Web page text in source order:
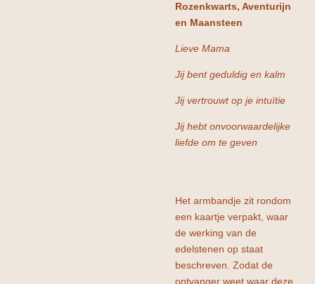
Rozenkwarts, Aventurijn
en Maansteen
Lieve Mama
Jij bent geduldig en kalm
Jij vertrouwt op je intuïtie
Jij hebt onvoorwaardelijke
liefde om te geven
Het armbandje zit rondom
een kaartje verpakt, waar
de werking van de
edelstenen op staat
beschreven. Zodat de
ontvanger weet waar deze